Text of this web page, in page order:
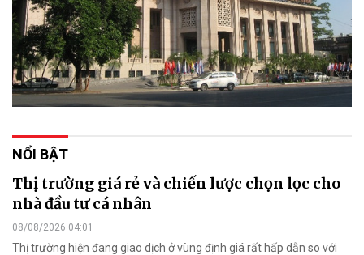
NỔI BẬT
Thị trường giá rẻ và chiến lược chọn lọc cho
nhà đầu tư cá nhân
08/08/2026 04:01
Thị trường hiện đang giao dịch ở vùng định giá rất hấp dẫn so với